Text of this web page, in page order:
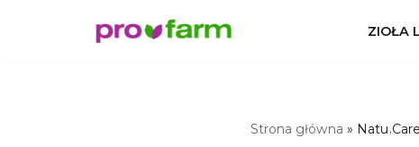
ZIOŁA
Strona główna »